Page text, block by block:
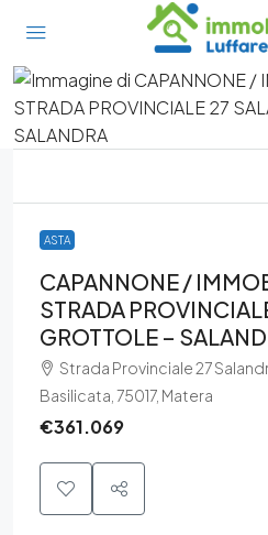
ASTA
CAPANNONE /
STRADA
GROTTOLE –
Strada Provinciale 27
Basilicata, 75017, Matera
€361.069